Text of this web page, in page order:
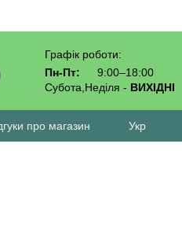
Графік роботи:
Пн-Пт:
9:00–18:00
Субота,Неділя - ВИХІДНІ
про магазин Укр